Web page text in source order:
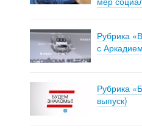
Рубрика
с
Рубрика
выпуск)